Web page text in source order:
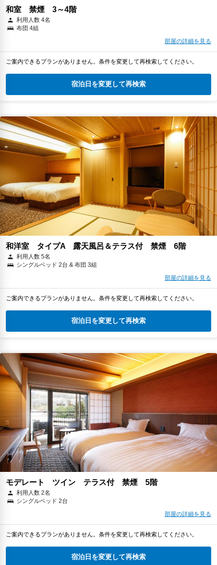
和室 禁煙 3～4階
利用人数 4名
布団 4組
部屋の詳細を見る
ご案内できるプランがありません。条件を変更して再検索してください。
宿泊日を変更して再検索
和洋室 タイプA 露天風呂＆テラス付 禁煙 6階
利用人数 5名
シングルベッド 2台 & 布団 3組
部屋の詳細を見る
ご案内できるプランがありません。条件を変更して再検索してください。
宿泊日を変更して再検索
モデレート ツイン テラス付 禁煙 5階
利用人数 2名
シングルベッド 2台
部屋の詳細を見る
ご案内できるプランがありません。条件を変更して再検索してください。
宿泊日を変更して再検索